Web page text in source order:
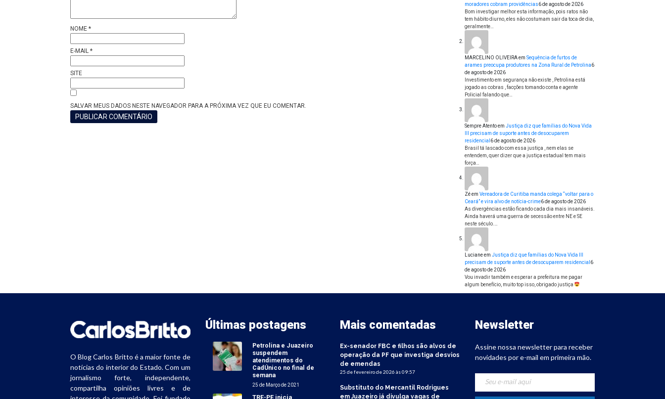
NOME *
E-MAIL *
SITE
SALVAR MEUS DADOS NESTE NAVEGADOR PARA A PRÓXIMA VEZ QUE EU COMENTAR.
moradores cobram providências6 de agosto de 2026
Bom investigar melhor esta informação, pois ratos não
tem hábito diurno, eles não costumam sair da toca de dia,
geralmente…
MARCELINO OLIVEIRAem Sequência de furtos de
arames preocupa produtores na Zona Rural de Petrolina6
de agosto de 2026
Investimento em segurança não existe , Petrolina está
jogado as cobras , facções tomando conta e agente
Policial falando que…
Sempre Atentoem Justiça diz que famílias do Nova Vida
III precisam de suporte antes de desocuparem
residencial 6 de agosto de 2026
Brasil tá lascado com essa justiça , nem elas se
entendem, quer dizer que a justiça estadual tem mais
força…
Zéem Vereadora de Curitiba manda colega “voltar para o
Ceará” e vira alvo de notícia-crime6 de agosto de 2026
As divergências estão ficando cada dia mais insanáveis.
Ainda haverá uma guerra de secessão entre NE e SE
neste século.…
Lucianeem Justiça diz que famílias do Nova Vida III
precisam de suporte antes de desocuparem residencial 6
de agosto de 2026
Vou invadir também e esperar a prefeitura me pagar
algum benefício, muito top isso, obrigado justiça
O Blog Carlos Britto é a maior fonte de
notícias do interior do Estado. Com um
jornalismo forte, independente,
compartilha opiniões livres e de
Últimas postagens
Petrolina e Juazeiro
suspendem
atendimentos do
CadÚnico no final de
semana
25 de Março de 2021
TRE-PE inicia
Mais comentadas
Ex-senador FBC e filhos são alvos de
operação da PF que investiga desvios
de emendas
25 de fevereiro de 2026 às 09:57
Substituto do Mercantil Rodrigues
em Juazeiro já divulga vagas de
Newsletter
Assine nossa newsletter para receber
novidades por e-mail em primeira mão.